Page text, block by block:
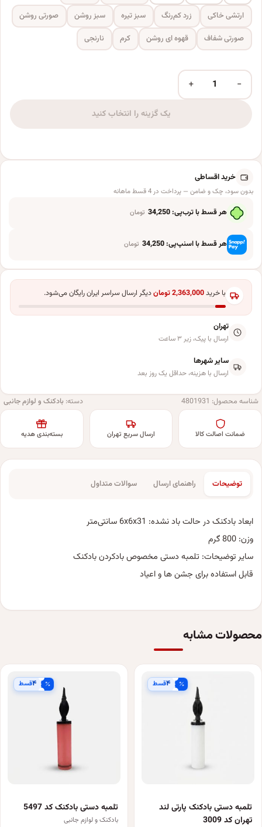
ارتشی خاکی
زرد کم‌رنگ سبز تیره سبز روشن
صورتی روشن
صورتی شفاف
قهوه ای روشن کرم نارنجی
تلمبه دستی بادکنک مدل کوچک عدد
−
+
یک گزینه را انتخاب کنید
خرید اقساطی
بدون سود، چک و ضامن — پرداخت در 4 قسط ماهانه
هر قسط با ترب‌پی:34,250 تومان
هر قسط با اسنپ‌پی:34,250 تومان
با خرید2,363,000توماندیگر ارسال سراسر ایران رایگان می‌شود.
تهران
ارسال با پیک، زیر ۳ ساعت
سایر شهرها
ارسال با هزینه، حداقل یک روز بعد
شناسه محصول: 4801931 دسته: بادکنک و لوازم جانبی
ضمانت اصالت کالا ارسال سریع تهران بسته‌بندی هدیه
توضیحات راهنمای ارسال سوالات متداول
ابعاد بادکنک در حالت باد نشده: 6x6x31 سانتی‌متر
وزن: 800 گرم
سایر توضیحات: تلمبه دستی مخصوص بادکردن بادکنک
قابل استفاده برای جشن ها و اعیاد
محصولات مشابه
۴قسط
تلمبه دستی بادکنک پارتی لند
تهران کد 3009
۴قسط
تلمبه دستی بادکنک کد 5497
بادکنک و لوازم جانبی